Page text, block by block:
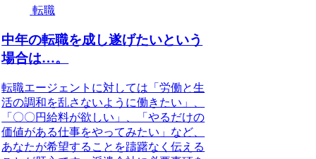
転職
中年の転職を成し遂げたいという
場合は…。
転職エージェントに対しては「労働と生
活の調和を乱さないように働きたい」、
「〇〇円給料が欲しい」、「やるだけの
価値がある仕事をやってみたい」など、
あなたが希望することを躊躇なく伝える